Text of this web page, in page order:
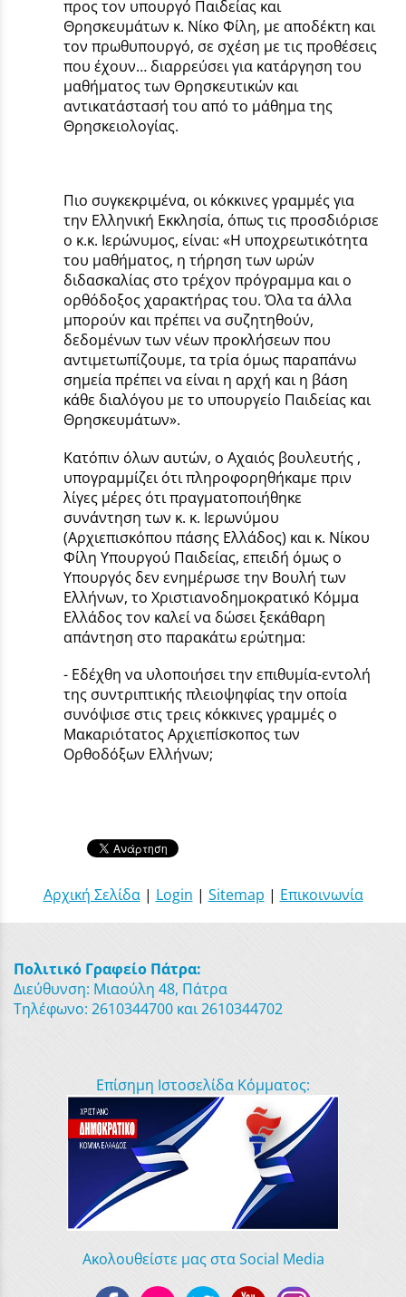
προς τον υπουργό Παιδείας και
Θρησκευμάτων κ. Νίκο Φίλη, με αποδέκτη και
τον πρωθυπουργό, σε σχέση με τις προθέσεις
που έχουν… διαρρεύσει για κατάργηση του
μαθήματος των Θρησκευτικών και
αντικατάστασή του από το μάθημα της
Θρησκειολογίας.
Πιο συγκεκριμένα, οι κόκκινες γραμμές για
την Ελληνική Εκκλησία, όπως τις προσδιόρισε
ο κ.κ. Ιερώνυμος, είναι: «Η υποχρεωτικότητα
του μαθήματος, η τήρηση των ωρών
διδασκαλίας στο τρέχον πρόγραμμα και ο
ορθόδοξος χαρακτήρας του. Όλα τα άλλα
μπορούν και πρέπει να συζητηθούν,
δεδομένων των νέων προκλήσεων που
αντιμετωπίζουμε, τα τρία όμως παραπάνω
σημεία πρέπει να είναι η αρχή και η βάση
κάθε διαλόγου με το υπουργείο Παιδείας και
Θρησκευμάτων».
Κατόπιν όλων αυτών, ο Αχαιός βουλευτής ,
υπογραμμίζει ότι πληροφορηθήκαμε πριν
λίγες μέρες ότι πραγματοποιήθηκε
συνάντηση των κ. κ. Ιερωνύμου
(Αρχιεπισκόπου πάσης Ελλάδος) και κ. Νίκου
Φίλη Υπουργού Παιδείας, επειδή όμως ο
Υπουργός δεν ενημέρωσε την Βουλή των
Ελλήνων, το Χριστιανοδημοκρατικό Κόμμα
Ελλάδος τον καλεί να δώσει ξεκάθαρη
απάντηση στο παρακάτω ερώτημα:
- Εδέχθη να υλοποιήσει την επιθυμία-εντολή
της συντριπτικής πλειοψηφίας την οποία
συνόψισε στις τρεις κόκκινες γραμμές ο
Μακαριότατος Αρχιεπίσκοπος των
Ορθοδόξων Ελλήνων;
Αρχική Σελίδα| Login | Sitemap | Επικοινωνία
Πολιτικό Γραφείο Πάτρα:
Διεύθυνση: Μιαούλη 48, Πάτρα
Τηλέφωνο: 2610344700 και 2610344702
Επίσημη Ιστοσελίδα Κόμματος:
Ακολουθείστε μας στα Social Media